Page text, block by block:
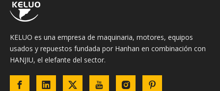
KELUO es una empresa de maquinaria, motores, equipos
usados ​​y repuestos fundada por Hanhan en combinación con
HANJIU, el elefante del sector.